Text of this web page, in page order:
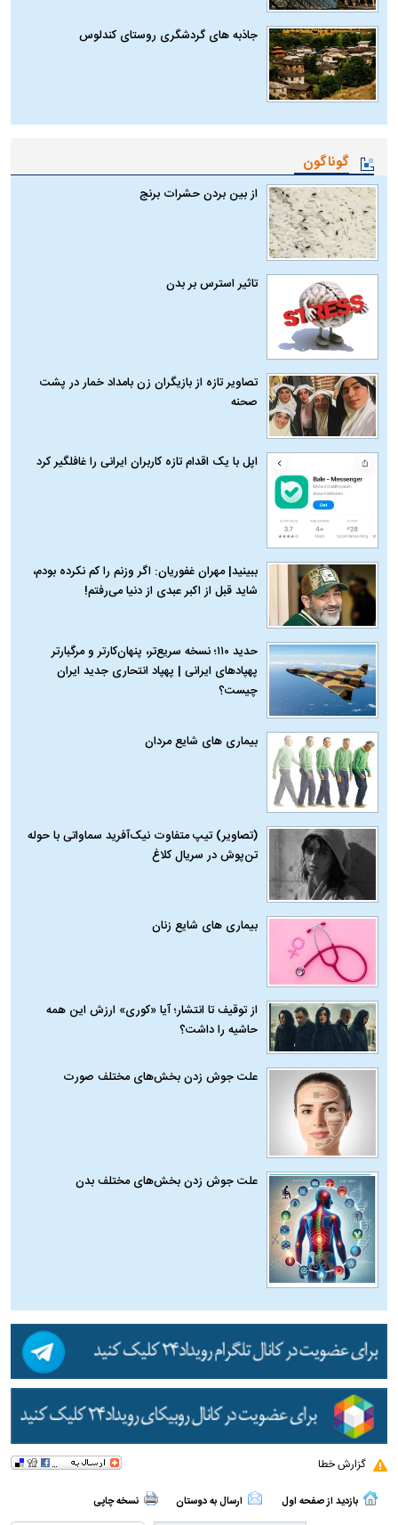
جاذبه های گردشگری روستای کندلوس
گوناگون
از بین بردن حشرات برنج
تاثیر استرس بر بدن
تصاویر تازه از بازیگران زن بامداد خمار در پشت
صحنه
اپل با یک اقدام تازه کاربران ایرانی را غافلگیر کرد
ببینید| مهران غفوریان: اگر وزنم را کم نکرده بودم،
شاید قبل از اکبر عبدی از دنیا می‌رفتم!
حدید ۱۱۰؛ نسخه سریع‌تر، پنهان‌کارتر و مرگبارتر
پهپادهای ایرانی | پهپاد انتحاری جدید ایران
چیست؟
بیماری‌ های شایع مردان
(تصاویر) تیپ متفاوت نیک‌آفرید سماواتی با حوله
تن‌پوش در سریال کلاغ
بیماری‌ های شایع زنان
از توقیف تا انتشار؛ آیا «کوری» ارزش این همه
حاشیه را داشت؟
علت جوش زدن بخش‌های مختلف صورت
علت جوش زدن بخش‌های مختلف بدن
گزارش خطا
بازدید از صفحه اول ارسال به دوستان نسخه چاپی